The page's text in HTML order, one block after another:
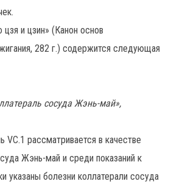
и цзин» (Канон основ
282 г.) содержится следующая
сосуда Жэнь-май»,
VC.1 рассматривается в качестве
Жэнь-май и среди показаний к
указаны болезни коллатерали сосуда